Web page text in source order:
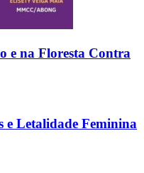
e na Floresta Contra
e Letalidade Feminina